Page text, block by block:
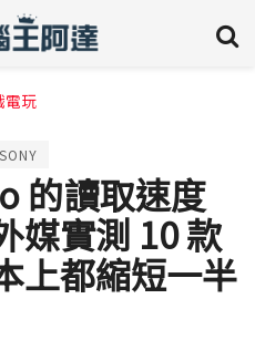
電玩
SONY
的讀取速度
媒實測 10 款
上都縮短一半